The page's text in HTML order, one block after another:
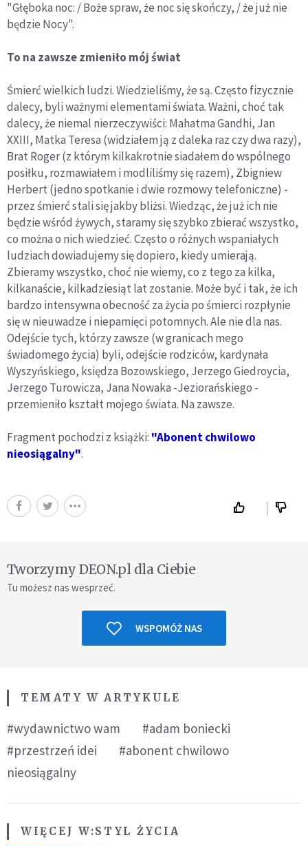
"Głęboka noc: / Boże spraw, że noc się skończy, / że już nie
będzie Nocy".
To na zawsze zmieniło mój świat
Śmierć wielkich ludzi. Wiedzieliśmy, że są. Często fizycznie
dalecy, byli ważnymi elementami świata. Ważni, choć tak
dalecy, że niemal nierzeczywiści: Mahatma Gandhi, Jan
XXIII, Matka Teresa (widziałem ją z daleka raz czy dwa razy),
Brat Roger (z którym kilkakrotnie siadałem do wspólnego
posiłku, rozmawiałem i modliliśmy się razem), Zbigniew
Herbert (jedno spotkanie i dwie rozmowy telefoniczne) -
przez śmierć stali się jakby bliżsi. Wiedząc, że już ich nie
będzie wśród żywych, staramy się szybko zbierać wszystko,
co można o nich wiedzieć. Często o różnych wspaniałych
ludziach dowiadujemy się dopiero, kiedy umierają.
Zbieramy wszystko, choć nie wiemy, co z tego za kilka,
kilkanaście, kilkadziesiąt lat zostanie. Może być i tak, że ich
bardzo intensywna obecność za życia po śmierci rozpłynie
się w nieuwadze i niepamięci potomnych. Ale nie dla nas.
Odejście tych, którzy zawsze (w granicach mego
świadomego życia) byli, odejście rodziców, kardynała
Wyszyńskiego, księdza Bozowskiego, Jerzego Giedroycia,
Jerzego Turowicza, Jana Nowaka -Jeziorańskiego -
przemieniło kształt mojego świata. Na zawsze.
Fragment pochodzi z książki: "Abonent chwilowo
nieosiągalny".
Tworzymy DEON.pl dla Ciebie
Tu możesz nas wesprzeć.
WSPOMÓŻ NAS
TEMATY W ARTYKULE
#wydawnictwo wam
#adam boniecki
#przestrzeń idei
#abonent chwilowo
nieosiągalny
WIĘCEJ W:STYL ŻYCIA